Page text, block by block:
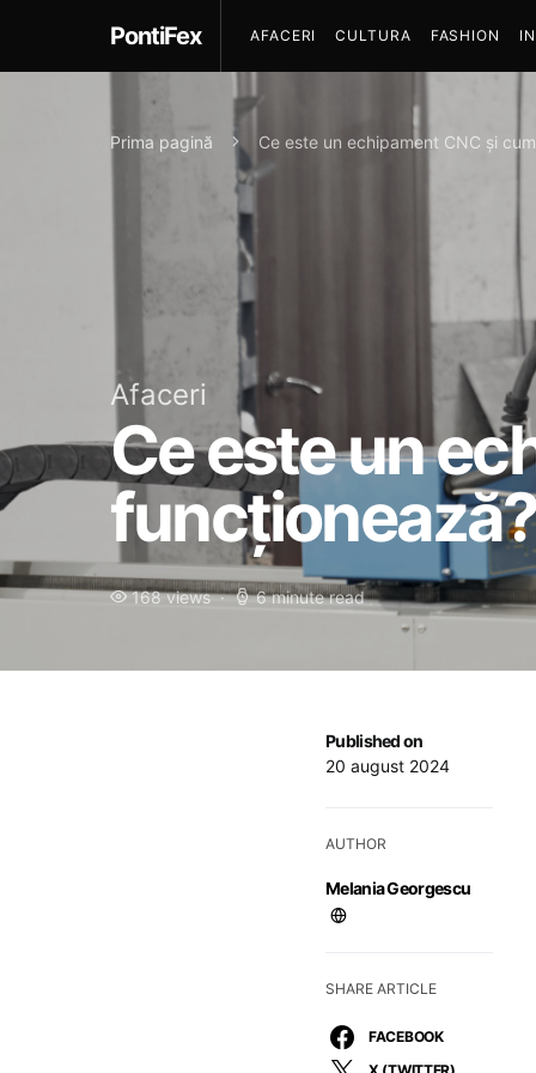
PontiFex AFACERI CULTURA FASHION
Prima pagină Ce este un echipament CNC și
Afaceri
Ce este un
168 views 6 minute read
Published on
20 august 2024
AUTHOR
Melania Georgescu
SHARE ARTICLE
FACEBOOK